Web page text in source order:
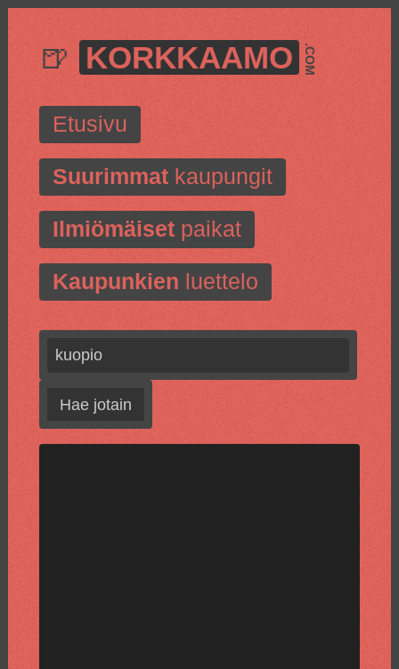
🍺 KORKKAAMO .COM
Etusivu
Suurimmatkaupungit
Ilmiömäisetpaikat
Kaupunkien luettelo
Hae jotain